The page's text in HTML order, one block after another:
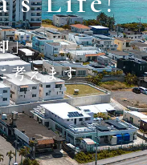
」
考えます